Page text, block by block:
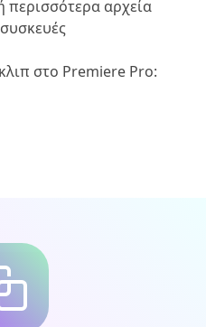
αρχεία
στο Premiere Pro: